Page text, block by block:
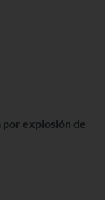
por explosión de